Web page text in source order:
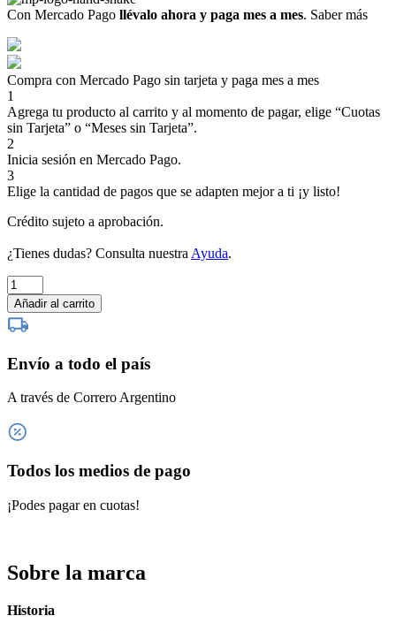
Con Mercado Pago llévalo ahora y paga mes a mes. Saber más
Compra con Mercado Pago sin tarjeta y paga mes a mes
1
Agrega tu producto al carrito y al momento de pagar, elige “Cuotas
sin Tarjeta” o “Meses sin Tarjeta”.
2
Inicia sesión en Mercado Pago.
3
Elige la cantidad de pagos que se adapten mejor a ti ¡y listo!
Crédito sujeto a aprobación.
¿Tienes dudas? Consulta nuestra Ayuda.
Nuestra
Esencia
Malbec-
Syrah
Añadir al carrito
Envío a todo el país
A través de Correro Argentino
Todos los medios de pago
¡Podes pagar en cuotas!
Sobre la marca
Historia